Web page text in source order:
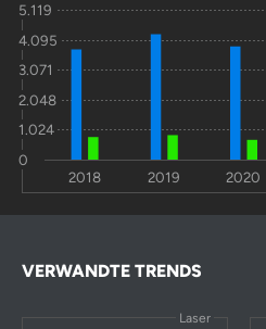
2018 2019 2020
5.119
4.095
3.071
2.048
1.024
0
VERWANDTE TRENDS
Laser